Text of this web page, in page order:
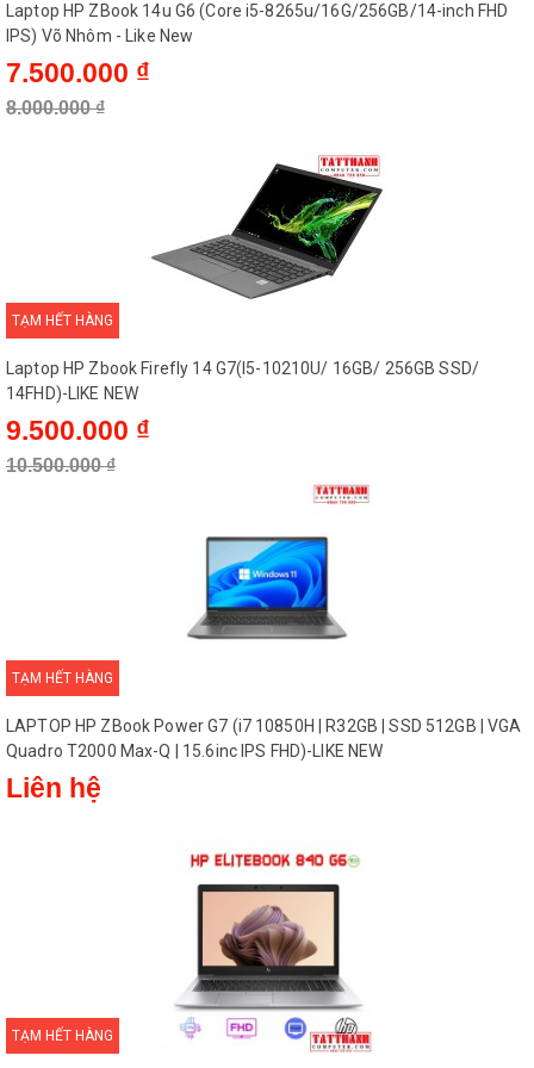
Laptop HP Folio 1040 có độ bền
Laptop hp elitebook folio 1040 g2, i5 5300u, 4gb, ssd 128gb
màn hình 14.1 fullhd được biết đến với độ chắc chắn và bền
vững cao. Hệ thống máy móc được chứng nhận đáp ứng tiêu
chuẩn kỹ thuật quân sự MIL-SPEC 810G. Có nghĩa là thiết bị sẽ
sở hữu khả năng hoạt động ổn định trong điều kiện nhiệt độ
khắc nghiệt, hay là áp suất cao, cũng như chống va đập, bụi bẩn
không bị hỏng nếu có nước đổ vào.
Màn hình HP Elitebook full HD chất
Laptop EliteBook Folio 1040 G2 được biết đến với một màn hình
14-inch xinh xắn, độ phân giải Full HD 1920x1080 pixel khiến
những hình ảnh hiện nên khá tốt. Bạn có thể đọc báo, chơi
game hay soạn thảo văn bản với máy với chất lượng hình ảnh
Laptop HP ZBook 14u G6 (Core i5-8265u/16G/256GB/14-inch FHD
IPS) Võ Nhôm - Like New
7.500.000 ₫
8.000.000 ₫
TẠM HẾT HÀNG
Laptop HP Zbook Firefly 14 G7(I5-10210U/ 16GB/ 256GB SSD/
14FHD)-LIKE NEW
9.500.000 ₫
10.500.000 ₫
TẠM HẾT HÀNG
LAPTOP HP ZBook Power G7 (i7 10850H | R32GB | SSD 512GB | VGA
Quadro T2000 Max-Q | 15.6inc IPS FHD)-LIKE NEW
Liên hệ
TẠM HẾT HÀNG